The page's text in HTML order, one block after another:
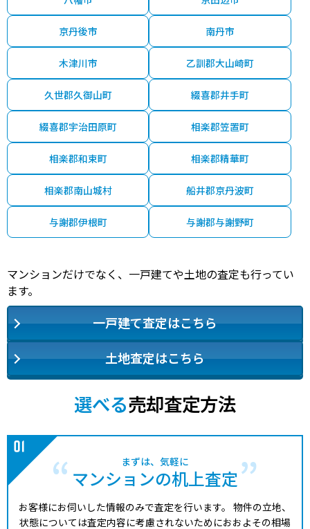
京丹後市 南丹市
木津川市 乙訓郡大山崎町
久世郡久御山町 綴喜郡井手町
綴喜郡宇治田原町 相楽郡笠置町
相楽郡和束町 相楽郡精華町
相楽郡南山城村 船井郡京丹波町
与謝郡伊根町 与謝郡与謝野町
マンションだけでなく、一戸建てや土地の査定も行ってい
ます。
一戸建て査定はこちら
土地査定はこちら
選べる売却査定方法
まずは、気軽に
マンションの机上査定
お客様にお伺いした情報のみで査定を行います。 物件の立地、
状態については査定内容に考慮されないためにおおよその相場